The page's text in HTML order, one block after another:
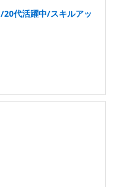
20代活躍中/スキルアッ